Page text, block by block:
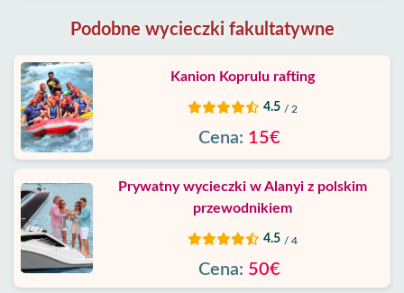
Podobne wycieczki fakultatywne
Kanion Koprulu rafting
4.5 / 2
Cena: 15€
Prywatny wycieczki w Alanyi z polskim
przewodnikiem
4.5 / 4
Cena: 50€